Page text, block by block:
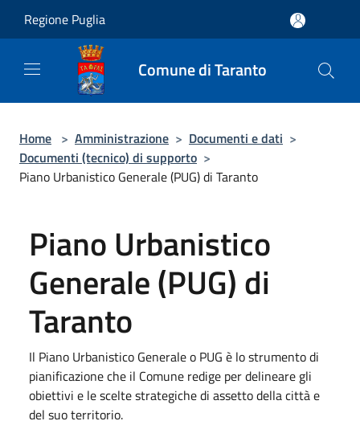
Regione Puglia
Comune di Taranto
Home > Amministrazione > Documenti e dati >
Documenti (tecnico) di supporto >
Piano Urbanistico Generale (PUG) di Taranto
Piano Urbanistico
Generale (PUG) di
Taranto
Il Piano Urbanistico Generale o PUG è lo strumento di
pianificazione che il Comune redige per delineare gli
obiettivi e le scelte strategiche di assetto della città e
del suo territorio.